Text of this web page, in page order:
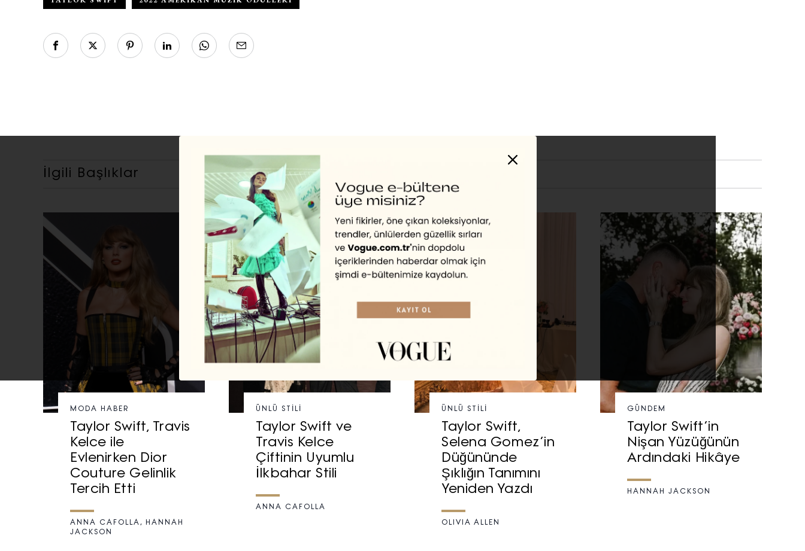
İlgili Başlıklar
MODA HABER
Taylor Swift, Travis
Kelce ile
Evlenirken Dior
Couture Gelinlik
Tercih Etti
ANNA CAFOLLA, HANNAH
JACKSON
ÜNLÜ STILI
Taylor Swift ve
Travis Kelce
Çiftinin Uyumlu
İlkbahar Stili
ANNA CAFOLLA
ÜNLÜ STILI
Taylor Swift,
Selena Gomez’in
Düğününde
Şıklığın Tanımını
Yeniden Yazdı
OLIVIA ALLEN
GÜNDEM
Taylor Swift’in
Nişan Yüzüğünün
Ardındaki Hikâye
HANNAH JACKSON